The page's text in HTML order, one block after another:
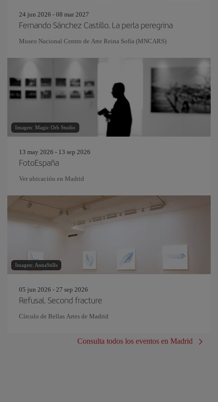
24 jun 2026 - 08 mar 2027
Fernando Sánchez Castillo. La perla peregrina
Museo Nacional Centro de Arte Reina Sofía (MNCARS)
Imagen: Magic Orb Studio
13 may 2026 - 13 sep 2026
FotoEspaña
Ver ubicación en Madrid
Imagen: AnnaStills
05 jun 2026 - 27 sep 2026
Refusal. Second fracture
Círculo de Bellas Artes de Madrid
Consulta todos los eventos en Madrid